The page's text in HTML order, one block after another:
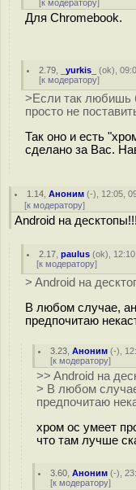
к модератору
Для Chromebook.
2.79 _yurkis_ (ok),
[к модератору]
>Если так любишь
просто не
Так оно и есть
сделано за Вас.
1.14 ,Аноним (-), 12:05,
[к модератору]
Android на десктопы!!!
2.17 ,paulus (ok),
[к модератору]
> Android на
В любом случае,
предпочитаю
3.23 ,Аноним (-),
[к модератору]
>> Android на
> В любом
предпочитаю
хром ос умеет
что там лучше
3.60 ,Аноним (-),
[к модератору]